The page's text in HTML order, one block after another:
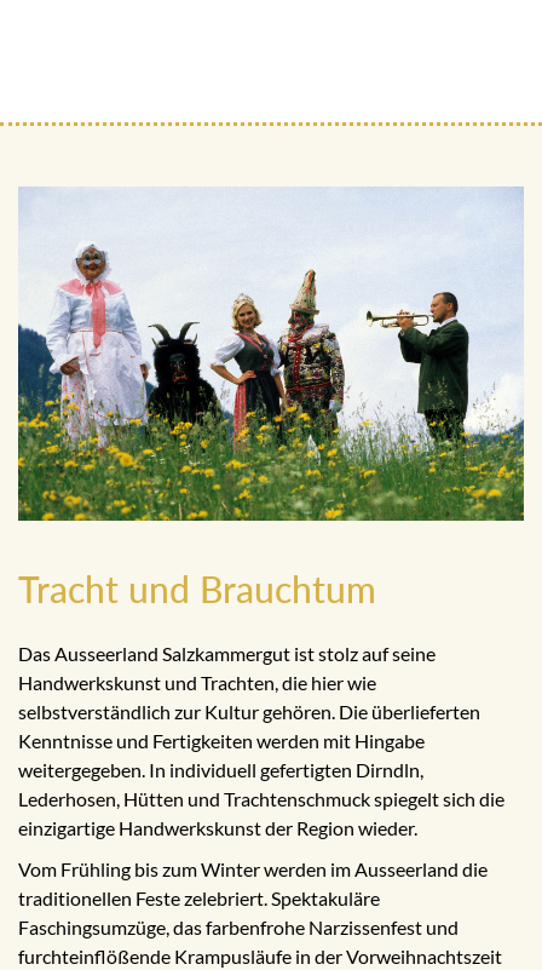
Tracht und Brauchtum
Das Ausseerland Salzkammergut ist stolz auf seine
Handwerkskunst und Trachten, die hier wie
selbstverständlich zur Kultur gehören. Die überlieferten
Kenntnisse und Fertigkeiten werden mit Hingabe
weitergegeben. In individuell gefertigten Dirndln,
Lederhosen, Hütten und Trachtenschmuck spiegelt sich die
einzigartige Handwerkskunst der Region wieder.
Vom Frühling bis zum Winter werden im Ausseerland die
traditionellen Feste zelebriert. Spektakuläre
Faschingsumzüge, das farbenfrohe Narzissenfest und
furchteinflößende Krampusläufe in der Vorweihnachtszeit